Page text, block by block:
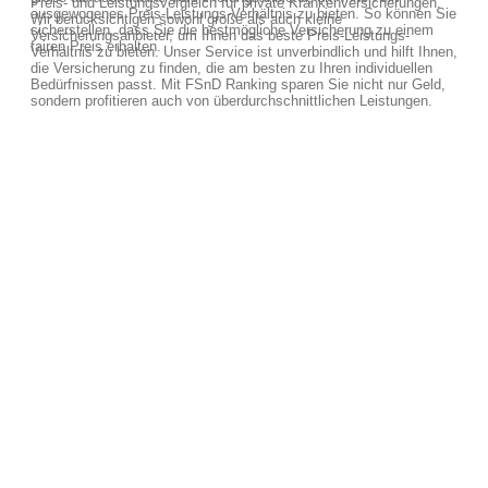
ausgewogenes Preis-Leistungs-Verhältnis zu bieten. So können Sie
sicherstellen, dass Sie die bestmögliche Versicherung zu einem
fairen Preis erhalten.
Wir berücksichtigen sowohl große als auch kleine
Versicherungsanbieter, um Ihnen das beste Preis-Leistungs-
Verhältnis zu bieten. Unser Service ist unverbindlich und hilft Ihnen,
die Versicherung zu finden, die am besten zu Ihren individuellen
Bedürfnissen passt. Mit FSnD Ranking sparen Sie nicht nur Geld,
sondern profitieren auch von überdurchschnittlichen Leistungen.